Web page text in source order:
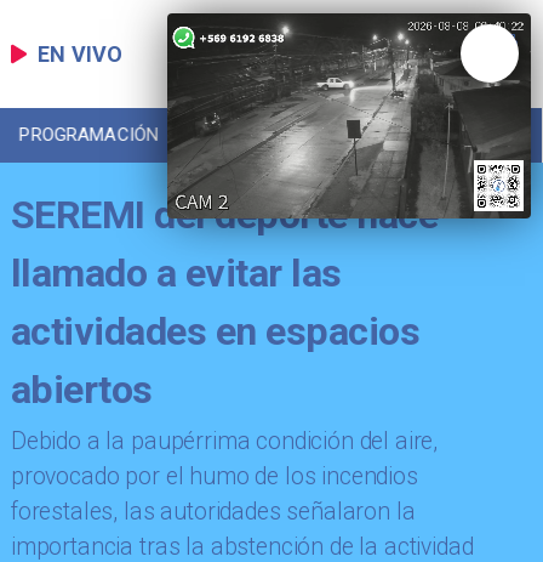
EN VIVO
PROGRAMACIÓN LOCAL DEPORTES
SEREMI del deporte hace
llamado a evitar las
actividades en espacios
abiertos
Debido a la paupérrima condición del aire,
provocado por el humo de los incendios
forestales, las autoridades señalaron la
importancia tras la abstención de la actividad